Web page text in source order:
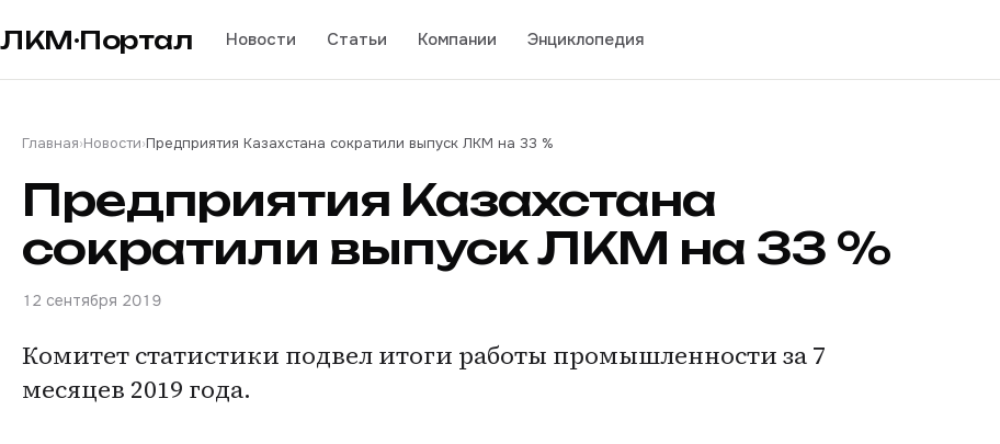
ЛКМ·Портал Новости Статьи Компании Энциклопедия
Главная›Новости›Предприятия Казахстана сократили выпуск ЛКМ на 33 %
Предприятия Казахстана
сократили выпуск ЛКМ на 33 %
12 сентября 2019
Комитет статистики подвел итоги работы промышленности за 7
месяцев 2019 года.